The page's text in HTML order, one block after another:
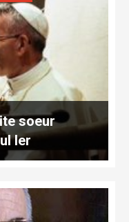
soeur
Ier